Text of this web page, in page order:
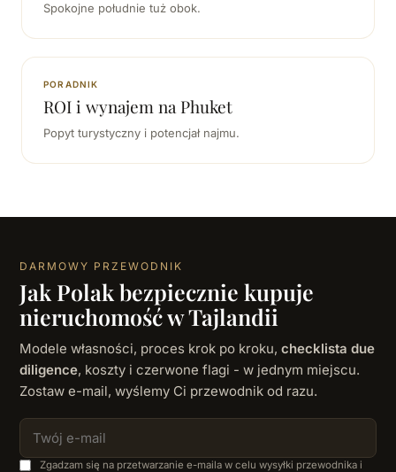
Spokojne południe tuż obok.
PORADNIK
ROI i wynajem na Phuket
Popyt turystyczny i potencjał najmu.
DARMOWY PRZEWODNIK
Jak Polak bezpiecznie kupuje
nieruchomość w Tajlandii
Modele własności, proces krok po kroku, checklista due
diligence, koszty i czerwone flagi - w jednym miejscu.
Zostaw e-mail, wyślemy Ci przewodnik od razu.
Zgadzam się na przetwarzanie e-maila w celu wysyłki przewodnika i